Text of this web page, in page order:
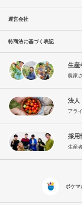
運営会社
特商法に基づく表記
生産
農家
法人
アラ
採用
生産
ポケマ